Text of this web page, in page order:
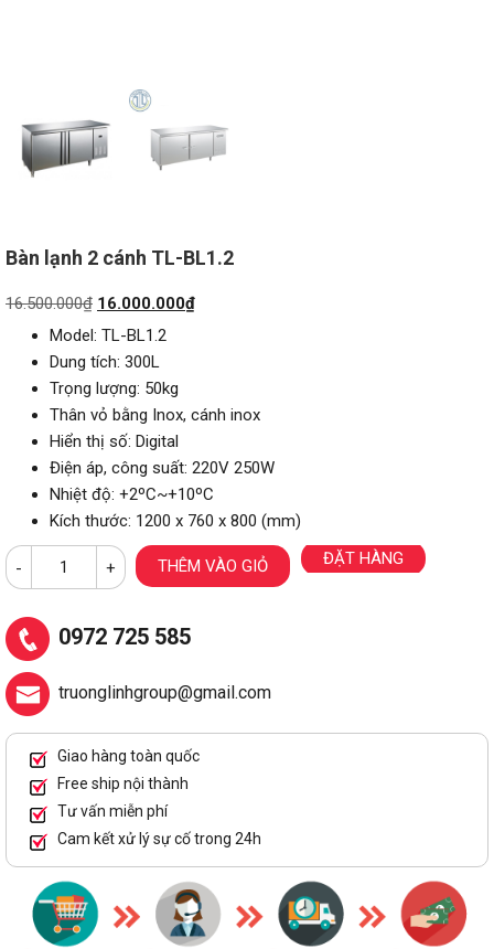
Bàn lạnh 2 cánh TL-BL1.2
16.500.000₫ Giá
gốc
là:
16.500.000₫.
16.000.000₫Giá
16.000.000₫.
Model: TL-BL1.2
Dung tích: 300L
Trọng lượng: 50kg
Thân vỏ bằng Inox, cánh inox
Hiển thị số: Digital
Điện áp, công suất: 220V 250W
Nhiệt độ: +2ºC~+10ºC
Kích thước: 1200 x 760 x 800 (mm)
- + THÊM VÀO GIỎ ĐẶT HÀNG
0972 725 585
truonglinhgroup@gmail.com
Giao hàng toàn quốc
Free ship nội thành
Tư vấn miễn phí
Cam kết xử lý sự cố trong 24h